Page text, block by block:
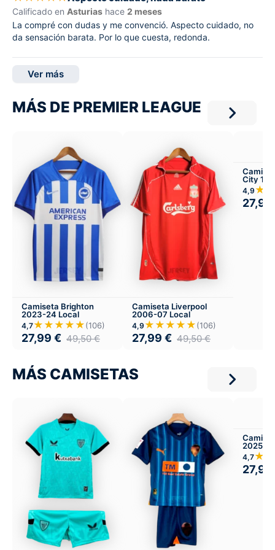
Calificado en Asturias hace 2 meses
La compré con dudas y me convenció. Aspecto cuidado, no
da sensación barata. Por lo que cuesta, redonda.
Ver más
MÁS DE PREMIER LEAGUE
Camiseta Brighton
2023-24 Local
4,7★★★★★(106)
27,99 € 49,50€
Camiseta Liverpool
2006-07 Local
4,9 ★★★★★(106)
27,99 € 49,50€
City
4,9
27,99
MÁS CAMISETAS
2025-
4,7
27,99